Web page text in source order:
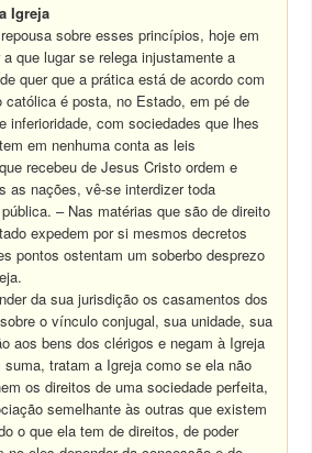
Igreja
sobre esses princípios, hoje em
que lugar se relega injustamente a
quer que a prática está de acordo com
católica é posta, no Estado, em pé de
inferioridade, com sociedades que lhes
em nenhuma conta as leis
recebeu de Jesus Cristo ordem e
as nações, vê-se interdizer toda
– Nas matérias que são de direito
expedem por si mesmos decretos
pontos ostentam um soberbo desprezo
da sua jurisdição os casamentos dos
o vínculo conjugal, sua unidade, sua
aos bens dos clérigos e negam à Igreja
tratam a Igreja como se ela não
os direitos de uma sociedade perfeita,
semelhante às outras que existem
o que ela tem de direitos, de poder